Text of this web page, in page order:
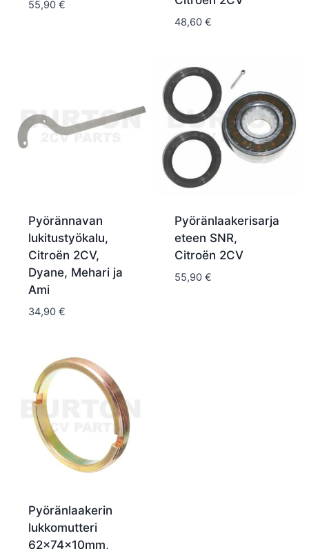
55,90 €
48,60 €
Pyörännavan
lukitustyökalu,
Citroën 2CV,
Dyane, Mehari ja
Ami
34,90 €
Pyöränlaakerisarja
eteen SNR,
Citroën 2CV
55,90 €
Pyöränlaakerin
lukkomutteri
62x74x10mm,